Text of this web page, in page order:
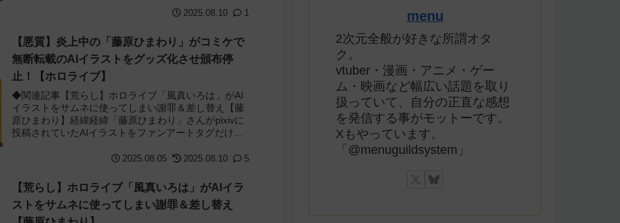
2025.08.10 1
【悪質】炎上中の「藤原ひまわり」がコミケで
無断転載のAIイラストをグッズ化させ頒布停
止！【ホロライブ】
◆関連記事【荒らし】ホロライブ「風真いろは」がAI
イラストをサムネに使ってしまい謝罪＆差し替え【藤
原ひまわり】経緯経緯「藤原ひまわり」さんがpixivに
投稿されていたAIイラストをファンアートタグだけ付
2025.08.05 2025.08.10 5
【荒らし】ホロライブ「風真いろは」がAIイラ
ストをサムネに使ってしまい謝罪＆差し替え
menu
2次元全般が好きな所謂オタ
ク。
vtuber・漫画・アニメ・ゲー
ム・映画など幅広い話題を取り
扱っていて、自分の正直な感想
を発信する事がモットーです。
Xもやっています。
「@menuguildsystem」